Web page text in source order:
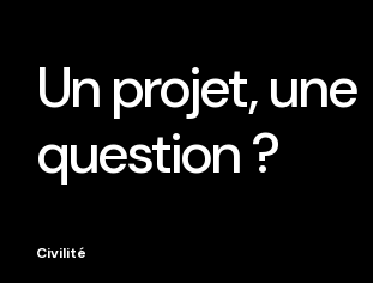
Un projet, une
question ?
Civilité